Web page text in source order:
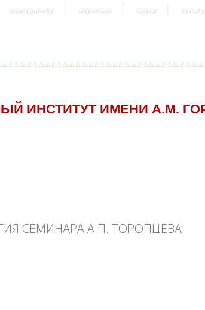
абитуриенту обучение наука
ИНСТИТУТ ИМЕНИ А.М.
СЕМИНАРА А.П. ТОРОПЦЕВА